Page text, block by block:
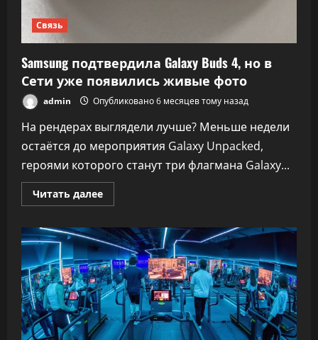
Связь
Samsung подтвердила Galaxy Buds 4, но в
Сети уже появились живые фото
admin Опубликовано 6 месяцев тому назад
На рендерах выглядели лучше? Меньше недели
остаётся до мероприятия Galaxy Unpacked,
героями которого станут три флагмана Galaxy...
Читать далееПрочитать
больше
подтвердила
Galaxy
Buds
4,
но
в
Сети
уже
появились
живые
фото